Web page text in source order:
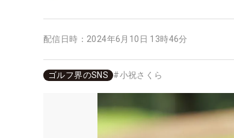
配信日時： 2024年6月10日 13時46分
ゴルフ界のSNS #小祝さくら